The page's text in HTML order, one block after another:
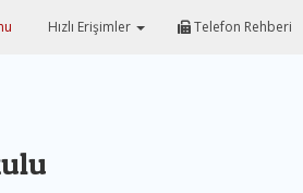
Hızlı Erişimler Telefon Rehberi